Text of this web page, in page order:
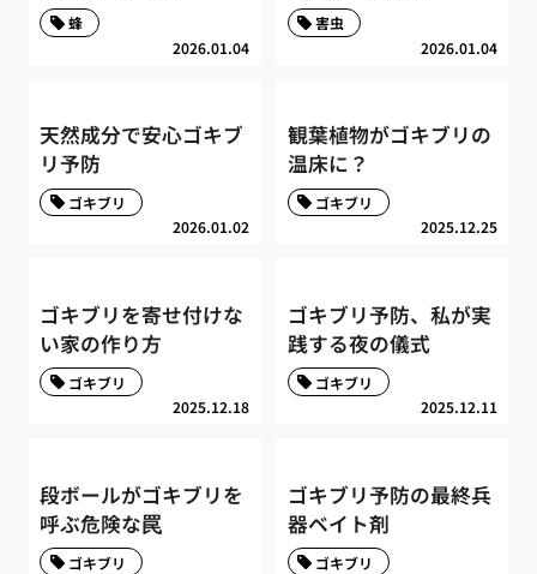
2026.01.04
蜂
2026.01.04
害虫
天然成分で安心ゴキブ
リ予防
2026.01.02
ゴキブリ
観葉植物がゴキブリの
温床に？
2025.12.25
ゴキブリ
ゴキブリを寄せ付けな
い家の作り方
2025.12.18
ゴキブリ
ゴキブリ予防、私が実
践する夜の儀式
2025.12.11
ゴキブリ
段ボールがゴキブリを
呼ぶ危険な罠
ゴキブリ
ゴキブリ予防の最終兵
器ベイト剤
ゴキブリ